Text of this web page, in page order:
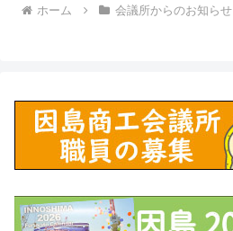
ホーム 会議所からのお知らせ